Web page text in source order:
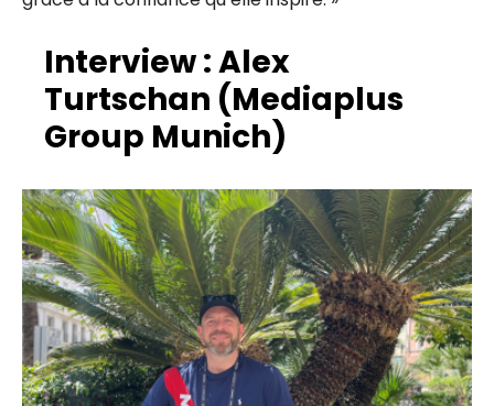
Interview : Alex
Turtschan (Mediaplus
Group Munich)